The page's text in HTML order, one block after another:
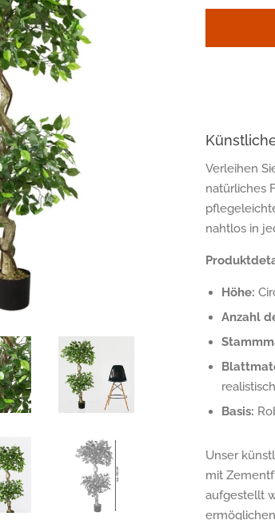
Verleihen
natürliches
nahtlos in
Höhe:
Anzahl
Basis:
Unser
mit
aufgestellt